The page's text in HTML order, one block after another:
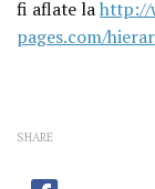
fi aflate lahttp://
pages.com/
SHARE